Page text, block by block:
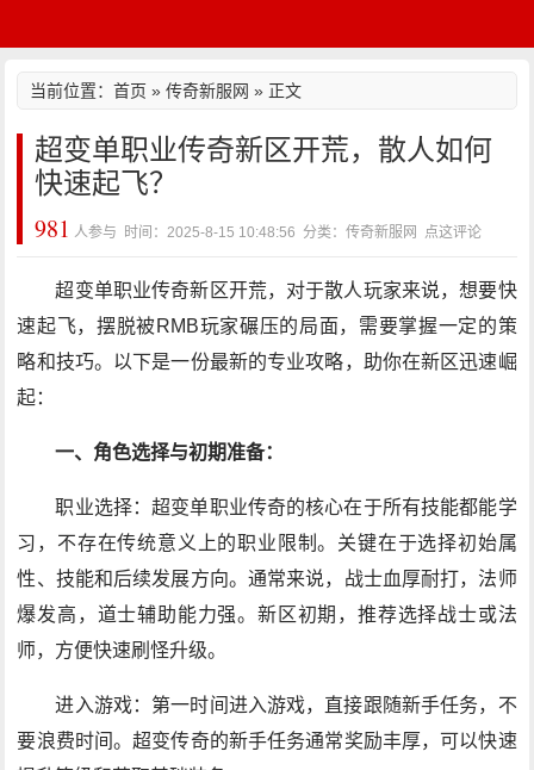
当前位置：首页 »传奇新服网 » 正文
超变单职业传奇新区开荒，散人如何
快速起飞？
981 人参与 时间：2025-8-15 10:48:56 分类：传奇新服网 点这评论
超变单职业传奇新区开荒，对于散人玩家来说，想要快
速起飞，摆脱被RMB玩家碾压的局面，需要掌握一定的策
略和技巧。以下是一份最新的专业攻略，助你在新区迅速崛
起：
一、角色选择与初期准备：
职业选择：超变单职业传奇的核心在于所有技能都能学
习，不存在传统意义上的职业限制。关键在于选择初始属
性、技能和后续发展方向。通常来说，战士血厚耐打，法师
爆发高，道士辅助能力强。新区初期，推荐选择战士或法
师，方便快速刷怪升级。
进入游戏：第一时间进入游戏，直接跟随新手任务，不
要浪费时间。超变传奇的新手任务通常奖励丰厚，可以快速